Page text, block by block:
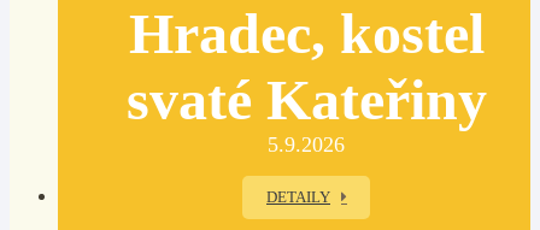
Hradec, kostel
svaté Kateřiny
5.9.2026
DETAILY